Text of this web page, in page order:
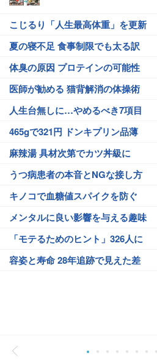
こじるり「人生最高体重」を更新
夏の寝不足 食事制限でも太る訳
体臭の原因 プロテインの可能性
医師が勧める 猫背解消の体操術
人生台無しに…やめるべき7項目
465gで321円 ドンキプリン品薄
麻辣湯 具材次第でカツ丼級に
うつ病患者の本音とNGな接し方
キノコで血糖値スパイクを防ぐ
メンタルに良い影響を与える趣味
「モテるためのヒント」326人に
容姿と寿命 28年追跡で見えた差